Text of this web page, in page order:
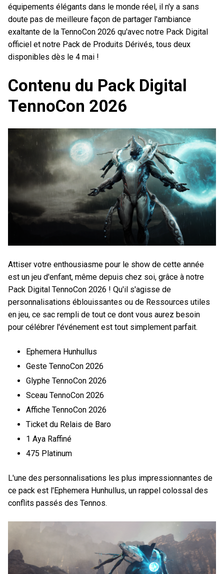
équipements élégants dans le monde réel, il n'y a sans
doute pas de meilleure façon de partager l'ambiance
exaltante de la TennoCon 2026 qu'avec notre Pack Digital
officiel et notre Pack de Produits Dérivés, tous deux
disponibles dès le 4 mai !
Contenu du Pack Digital
TennoCon 2026
Attiser votre enthousiasme pour le show de cette année
est un jeu d'enfant, même depuis chez soi, grâce à notre
Pack Digital TennoCon 2026 ! Qu'il s'agisse de
personnalisations éblouissantes ou de Ressources utiles
en jeu, ce sac rempli de tout ce dont vous aurez besoin
pour célébrer l'événement est tout simplement parfait.
Ephemera Hunhullus
Geste TennoCon 2026
Glyphe TennoCon 2026
Sceau TennoCon 2026
Affiche TennoCon 2026
Ticket du Relais de Baro
1 Aya Raffiné
475 Platinum
L'une des personnalisations les plus impressionnantes de
ce pack est l'Ephemera Hunhullus, un rappel colossal des
conflits passés des Tennos.